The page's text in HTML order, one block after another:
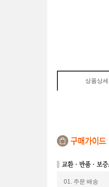
상품상
01. 주문 배송